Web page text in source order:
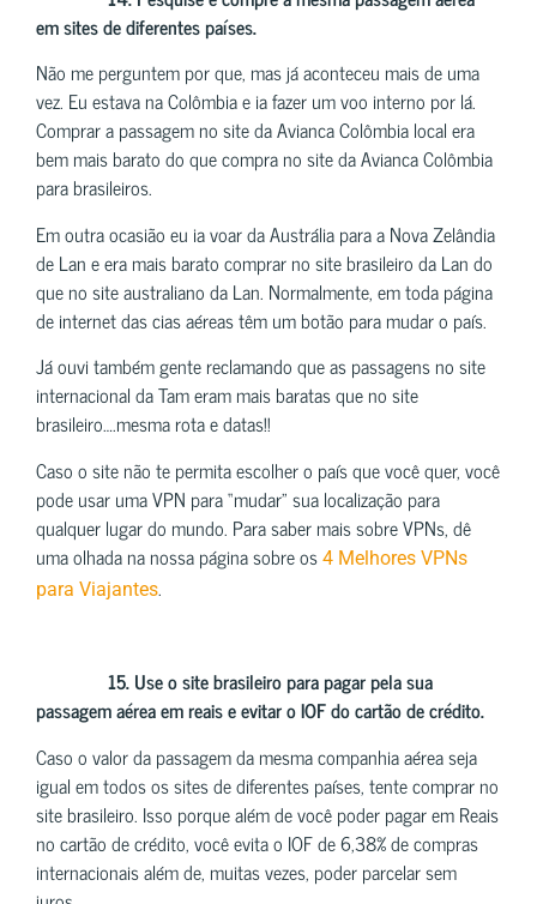
em sites de diferentes países.
Não me perguntem por que, mas já aconteceu mais de uma
vez. Eu estava na Colômbia e ia fazer um voo interno por lá.
Comprar a passagem no site da Avianca Colômbia local era
bem mais barato do que compra no site da Avianca Colômbia
para brasileiros.
Em outra ocasião eu ia voar da Austrália para a Nova Zelândia
de Lan e era mais barato comprar no site brasileiro da Lan do
que no site australiano da Lan. Normalmente, em toda página
de internet das cias aéreas têm um botão para mudar o país.
Já ouvi também gente reclamando que as passagens no site
internacional da Tam eram mais baratas que no site
brasileiro….mesma rota e datas!!
Caso o site não te permita escolher o país que você quer, você
pode usar uma VPN para “mudar” sua localização para
qualquer lugar do mundo. Para saber mais sobre VPNs, dê
uma olhada na nossa página sobre os 4 Melhores VPNs
para Viajantes.
15.Use o site brasileiro para pagar pela sua
passagem aérea em reais e evitar o IOF do cartão de crédito.
Caso o valor da passagem da mesma companhia aérea seja
igual em todos os sites de diferentes países, tente comprar no
site brasileiro. Isso porque além de você poder pagar em Reais
no cartão de crédito, você evita o IOF de 6,38% de compras
internacionais além de, muitas vezes, poder parcelar sem